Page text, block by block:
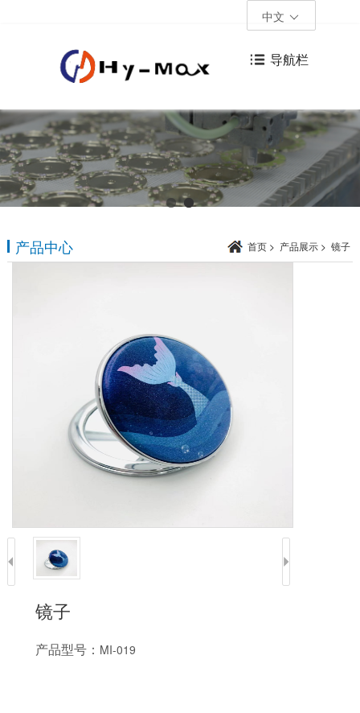
中文
导航栏
产品中心 首页 > 产品展示 > 镜子
镜子
产品型号： MI-019